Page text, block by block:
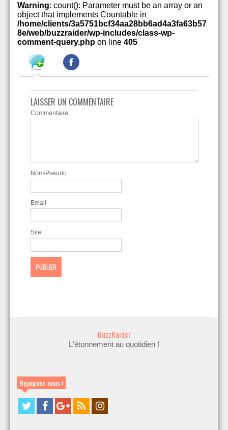
Warning: count(): Parameter must be an array or an
object that implements Countable in
/home/clients/3a5751bcf34aa28bb6ad4a3fa63b57
8e/web/buzzraider/wp-includes/class-wp-
comment-query.php on line 405
LAISSER UN COMMENTAIRE
Commentaire
Nom/Pseudo
Email
Site
BuzzRaider
L'étonnement au quotidien !
Rejoignez-nous !